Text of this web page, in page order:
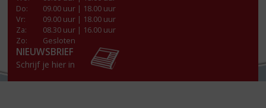
Do:
09.00 uur | 18.00 uur
Vr:
09.00 uur | 18.00 uur
Za:
08.30 uur | 16.00 uur
Zo:
Gesloten
NIEUWSBRIEF
Schrijf je hier in